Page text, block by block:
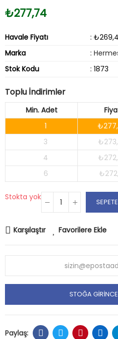
₺277,74
Havale Fiyatı
:
Marka
:
Stok Kodu
: 1873
Toplu İndirimler
Min. Adet
1
3
4
6
Stokta yok
Karşılaştır Favorilere Ekle
STOĞA